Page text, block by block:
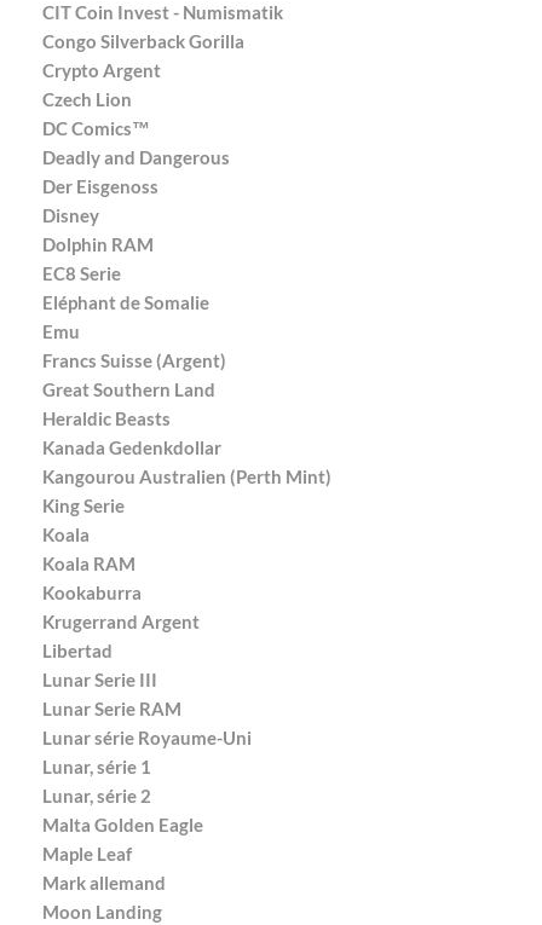
CIT Coin Invest - Numismatik
Congo Silverback Gorilla
Crypto Argent
Czech Lion
DC Comics™
Deadly and Dangerous
Der Eisgenoss
Disney
Dolphin RAM
EC8 Serie
Eléphant de Somalie
Emu
Francs Suisse (Argent)
Great Southern Land
Heraldic Beasts
Kanada Gedenkdollar
Kangourou Australien (Perth Mint)
King Serie
Koala
Koala RAM
Kookaburra
Krugerrand Argent
Libertad
Lunar Serie III
Lunar Serie RAM
Lunar série Royaume-Uni
Lunar, série 1
Lunar, série 2
Malta Golden Eagle
Maple Leaf
Mark allemand
Moon Landing